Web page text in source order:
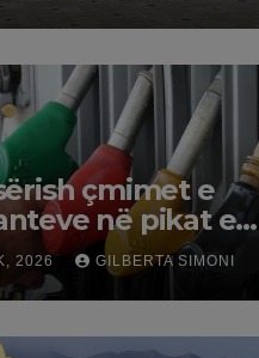
çmimet e
në pikat e
në Lushnjë.
në Lindjen e
shtrenjtojnë
në vend
2026 GILBERTA SIMONI